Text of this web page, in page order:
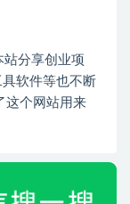
分享创业项
软件等也不断
这个网站用来